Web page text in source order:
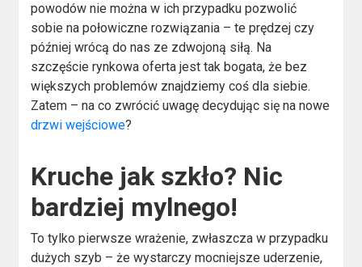
powodów nie można w ich przypadku pozwolić
sobie na połowiczne rozwiązania – te prędzej czy
później wrócą do nas ze zdwojoną siłą. Na
szczęście rynkowa oferta jest tak bogata, że bez
większych problemów znajdziemy coś dla siebie.
Zatem – na co zwrócić uwagę decydując się na nowe
drzwi wejściowe?
Kruche jak szkło? Nic
bardziej mylnego!
To tylko pierwsze wrażenie, zwłaszcza w przypadku
dużych szyb – że wystarczy mocniejsze uderzenie,